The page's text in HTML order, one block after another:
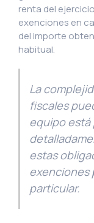
renta del
exenciones en
del importe
habitual.
La
fiscales
equipo está
estas
exenciones
particular.